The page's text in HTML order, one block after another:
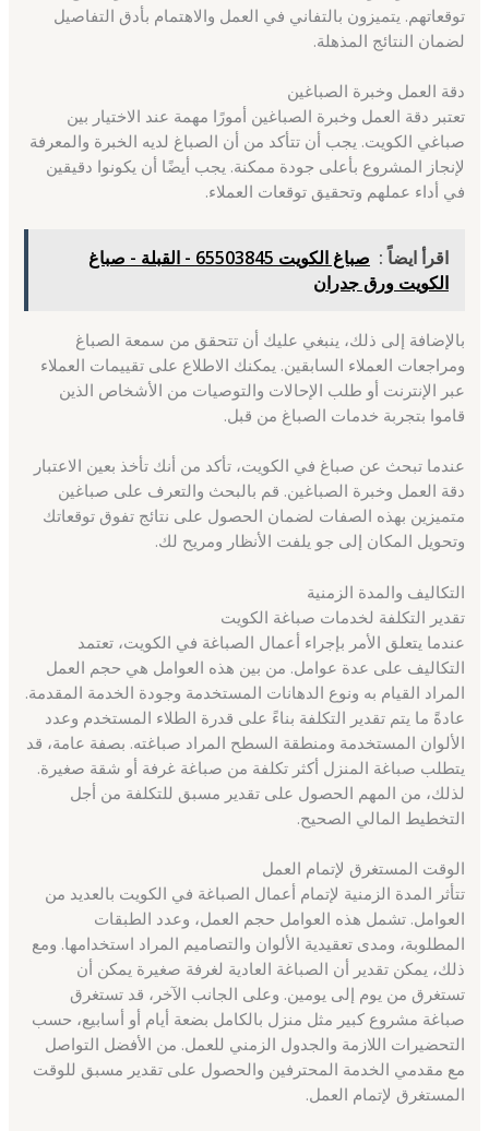
توقعاتهم. يتميزون بالتفاني في العمل والاهتمام بأدق التفاصيل
لضمان النتائج المذهلة.
دقة العمل وخبرة الصباغين
تعتبر دقة العمل وخبرة الصباغين أمورًا مهمة عند الاختيار بين
صباغي الكويت. يجب أن تتأكد من أن الصباغ لديه الخبرة والمعرفة
لإنجاز المشروع بأعلى جودة ممكنة. يجب أيضًا أن يكونوا دقيقين
في أداء عملهم وتحقيق توقعات العملاء.
اقرأ ايضاً :
صباغ الكويت 65503845 - القبلة - صباغ
الكويت ورق جدران
بالإضافة إلى ذلك، ينبغي عليك أن تتحقق من سمعة الصباغ
ومراجعات العملاء السابقين. يمكنك الاطلاع على تقييمات العملاء
عبر الإنترنت أو طلب الإحالات والتوصيات من الأشخاص الذين
قاموا بتجربة خدمات الصباغ من قبل.
عندما تبحث عن صباغ في الكويت، تأكد من أنك تأخذ بعين الاعتبار
دقة العمل وخبرة الصباغين. قم بالبحث والتعرف على صباغين
متميزين بهذه الصفات لضمان الحصول على نتائج تفوق توقعاتك
وتحويل المكان إلى جو يلفت الأنظار ومريح لك.
التكاليف والمدة الزمنية
تقدير التكلفة لخدمات صباغة الكويت
عندما يتعلق الأمر بإجراء أعمال الصباغة في الكويت، تعتمد
التكاليف على عدة عوامل. من بين هذه العوامل هي حجم العمل
المراد القيام به ونوع الدهانات المستخدمة وجودة الخدمة المقدمة.
عادةً ما يتم تقدير التكلفة بناءً على قدرة الطلاء المستخدم وعدد
الألوان المستخدمة ومنطقة السطح المراد صباغته. بصفة عامة، قد
يتطلب صباغة المنزل أكثر تكلفة من صباغة غرفة أو شقة صغيرة.
لذلك، من المهم الحصول على تقدير مسبق للتكلفة من أجل
التخطيط المالي الصحيح.
الوقت المستغرق لإتمام العمل
تتأثر المدة الزمنية لإتمام أعمال الصباغة في الكويت بالعديد من
العوامل. تشمل هذه العوامل حجم العمل، وعدد الطبقات
المطلوبة، ومدى تعقيدية الألوان والتصاميم المراد استخدامها. ومع
ذلك، يمكن تقدير أن الصباغة العادية لغرفة صغيرة يمكن أن
تستغرق من يوم إلى يومين. وعلى الجانب الآخر، قد تستغرق
صباغة مشروع كبير مثل منزل بالكامل بضعة أيام أو أسابيع، حسب
التحضيرات اللازمة والجدول الزمني للعمل. من الأفضل التواصل
مع مقدمي الخدمة المحترفين والحصول على تقدير مسبق للوقت
المستغرق لإتمام العمل.